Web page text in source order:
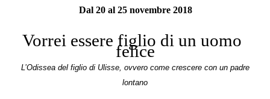
Dal 20 al 25 novembre 2018
Vorrei essere figlio di un uomo
felice
L’Odissea del figlio di Ulisse, ovvero come crescere con un padre
lontano